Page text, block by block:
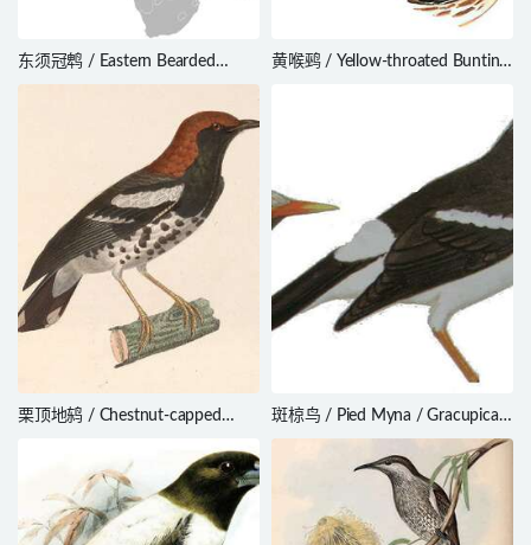
东须冠鹎 / Eastern Bearded
Greenbul / Criniger chloronotus
黄喉鹀 / Yellow-throated Bunting
栗顶地鸫 / Chestnut-capped
斑椋鸟 / Pied Myna / Gracupica
contra